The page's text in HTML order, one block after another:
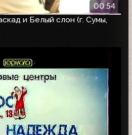
00:54
и Белый слон (г. Сумы,